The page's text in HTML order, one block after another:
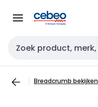
naar
naar
Zoekveld invoer
Breadcrumb bekijken